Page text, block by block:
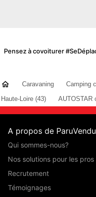
Pensez à covoiturer
Caravaning Camping
Haute-Loire (43)
AUTOSTAR
A propos de ParuVendu
Qui sommes-nous?
Nos solutions pour les pros
Recrutement
Témoignages